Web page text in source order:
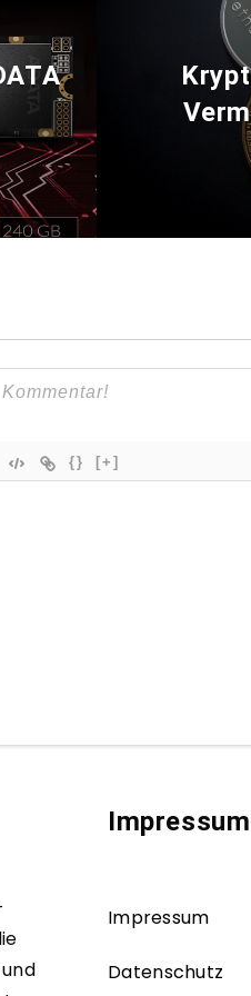
{} [+]
Impressum
Impressum
Datenschutz